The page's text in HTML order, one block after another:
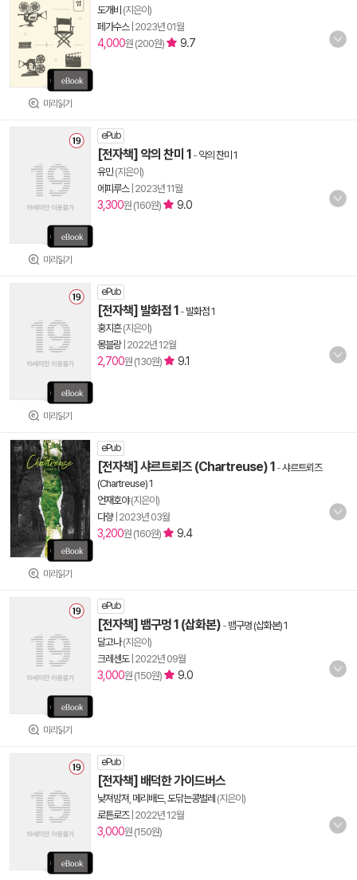
미리읽기
도개비 (지은이)
페가수스| 2023년 01월
4,000원 (200원) 9.7
미리읽기
ePub
[전자책] 악의 찬미 1 - 악의 찬미 1
유민(지은이)
에피루스| 2023년 11월
3,300원 (160원) 9.0
미리읽기
ePub
[전자책] 발화점 1 - 발화점 1
홍지흔(지은이)
몽블랑| 2022년 12월
2,700원 (130원) 9.1
미리읽기
ePub
[전자책] 샤르트뢰즈 (Chartreuse) 1 -샤르트뢰즈
(Chartreuse) 1
언재호야(지은이)
다향| 2023년 03월
3,200원 (160원) 9.4
미리읽기
ePub
[전자책] 뱀구멍 1 (삽화본) - 뱀구멍 (삽화본) 1
달고나(지은이)
크레센도| 2022년 09월
3,000원 (150원) 9.0
ePub
[전자책] 배덕한 가이드버스
낮져밤져 메리배드, 도닦는콩벌레 (지은이)
로튼로즈| 2022년 12월
3,000원 (150원)